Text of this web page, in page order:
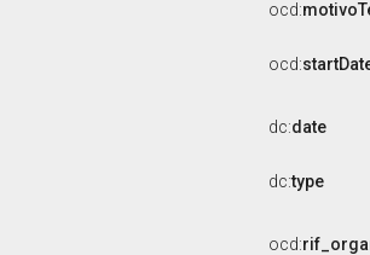
ocd:
ocd:
dc:date
dc:type
ocd: